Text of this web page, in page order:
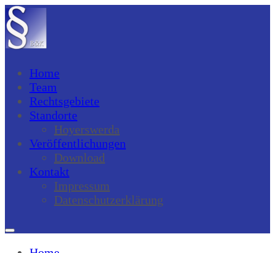
Home
Team
Rechtsgebiete
Standorte
Hoyerswerda
Veröffentlichungen
Download
Kontakt
Impressum
Datenschutzerklärung